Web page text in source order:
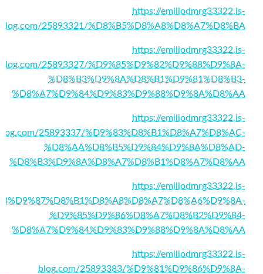
https://emiliodmrg33322.is-
blog.com/25893321/%D8%B5%D8%A8%D8%A7%D8%BA
https://emiliodmrg33322.is-
blog.com/25893327/%D9%85%D9%82%D9%88%D9%8A-
%D8%B3%D9%8A%D8%B1%D9%81%D8%B3-
%D8%A7%D9%84%D9%83%D9%88%D9%8A%D8%AA
https://emiliodmrg33322.is-
25893337/%D9%83%D8%B1%D8%A7%D8%AC-
%D8%AA%D8%B5%D9%84%D9%8A%D8%AD-
%D8%B3%D9%8A%D8%A7%D8%B1%D8%A7%D8%AA
https://emiliodmrg33322.is-
%D9%85%D9%86%D8%A7%D8%B2%D9%84-
%D8%A7%D9%84%D9%83%D9%88%D9%8A%D8%AA
https://emiliodmrg33322.is-
blog.com/25893383/%D9%81%D9%86%D9%8A-